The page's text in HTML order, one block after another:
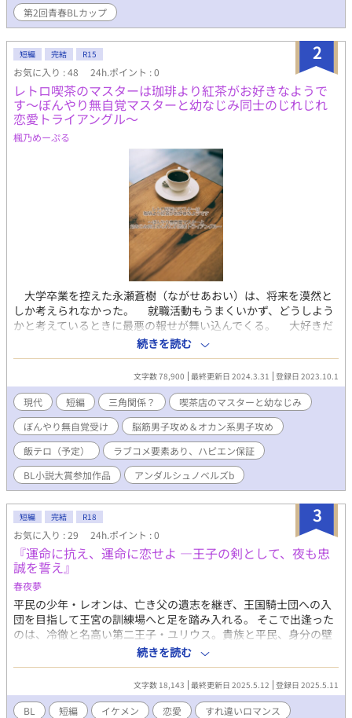
第2回青春BLカップ
2
短編 完結 R15
お気に入り : 48 24h.ポイント : 0
レトロ喫茶のマスターは珈琲より紅茶がお好きなようで
す～ぼんやり無自覚マスターと幼なじみ同士のじれじれ
恋愛トライアングル～
楓乃めーぷる
大学卒業を控えた永瀬蒼樹（ながせあおい）は、将来を漠然と
しか考えられなかった。 就職活動もうまくいかず、どうしよう
かと考えているときに最悪の報せが舞い込んでくる。 大好きだ
った祖父の訃報―― それは、蒼樹の将来を決断させるには十分
な出来事だった。 「俺、決めたよ。後を継ぐ」 蒼樹は祖父の経
営するレトロ喫茶「プラムコレクト」が大好きだった。 子ども
の頃から祖父が病気で入院して店が休みになるまで、毎日のよう
に通い続けていたのだ。 憩いの場の喫茶店を潰す訳にはいかな
い。 決心した蒼樹は、両親の反対を振り切って自分が後を継い
でレトロ喫茶のマスターになることを決意する。 蒼樹は呼びだ
した二人の幼なじみへレトロ喫茶のマスターになることを告げ
る。 困惑した幼なじみ二人だったが、ぼんやりとして頼りない
蒼樹を放っておくことなどできない。 「そうか。俺は応援する。
応援だけじゃなく、俺のことを雇ってもらって一緒に働かせてほ
しい」 「あー！ 分かったよ。俺も協力する。このレトロな喫茶
店を地域で一番流行る店にしてやるから覚悟しておけよ！」 ぼ
んやり無自覚マスターが経営するレトロ喫茶の行く末は？ 幼な
じみ二人の想いは？ ゆっくりとした時間の中で、じれじれする
恋のお話です。 ・表紙はかんたん表紙メーカーで作成していま
す。 ・毎日7時に投稿予定です。 ・勢いで書いてます。誤字脱字
等チェックしてますが、不備があるかもしれません。 ・公開済の
お話も加筆訂正する場合があります。
続きを読む
文字数 78,900 最終更新日 2024.3.31 登録日 2023.10.1
現代 短編 三角関係？
喫茶店のマスターと幼なじみ
ぼんやり無自覚受け
脳筋男子攻め＆オカン系男子攻め
飯テロ（予定）
ラブコメ要素あり、ハピエン保証
BL小説大賞参加作品
アンダルシュノベルズb
3
短編 完結 R18
お気に入り : 29 24h.ポイント : 0
『運命に抗え、運命に恋せよ ―王子の剣として、夜も忠
誠を誓え』
春夜夢
平民の少年・レオンは、亡き父の遺志を継ぎ、王国騎士団への入
団を目指して王宮の訓練場へと足を踏み入れる。 そこで出逢った
のは、冷徹と名高い第二王子・ユリウス。貴族と平民、身分の壁
を越えて交差する視線。 最初は敵意しかなかった王子が、次第に
レオンの純粋さに心を揺らしていく。 剣と忠誠、陰謀と秘密、そ
して燃えるような恋。 「――お前は俺の剣だ。誰にも、触れさせ
ない」 運命に引き裂かれるか、それとも…… 王道ファンタジーの
舞台で、恋と誓いの物語が今、動き出す。
続きを読む
文字数 18,143 最終更新日 2025.5.12 登録日 2025.5.11
BL 短編 イケメン 恋愛
すれ違いロマンス